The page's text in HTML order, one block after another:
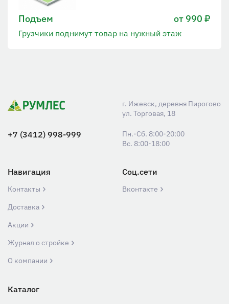
Подъем от 990 ₽
Грузчики поднимут товар на нужный этаж
г. Ижевск, деревня Пирогово
ул. Торговая, 18
+7 (3412) 998-999
Пн.-Сб. 8:00-20:00
Вс. 8:00-18:00
Навигация
Контакты
Доставка
Акции
Журнал о стройке
О компании
Соц.сети
Вконтакте
Каталог